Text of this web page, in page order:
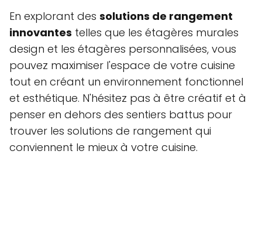
En explorant des solutions de rangement
innovantes telles que les étagères murales
design et les étagères personnalisées, vous
pouvez maximiser l'espace de votre cuisine
tout en créant un environnement fonctionnel
et esthétique. N'hésitez pas à être créatif et à
penser en dehors des sentiers battus pour
trouver les solutions de rangement qui
conviennent le mieux à votre cuisine.